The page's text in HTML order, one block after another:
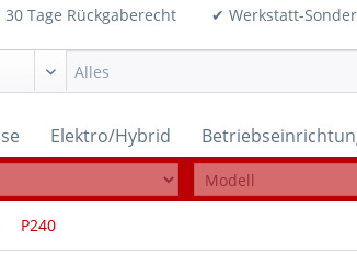
Tage Rückgaberecht ✔ Werkstatt-
Elektro/Hybrid
P240